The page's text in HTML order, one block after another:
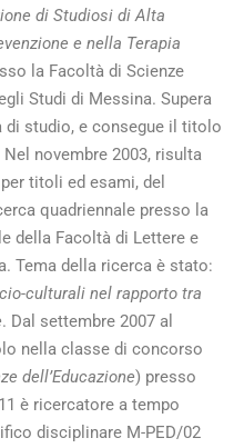
di Studiosi di Alta
e nella Terapia
la Facoltà di Scienze
Studi di Messina. Supera
di studio, e consegue il titolo
Nel novembre 2003, risulta
titoli ed esami, del
quadriennale presso la
della Facoltà di Lettere e
Tema della ricerca è stato:
culturali nel rapporto tra
. Dal settembre 2007 al
nella classe di concorso
dell’Educazione) presso
è ricercatore a tempo
disciplinare M-PED/02